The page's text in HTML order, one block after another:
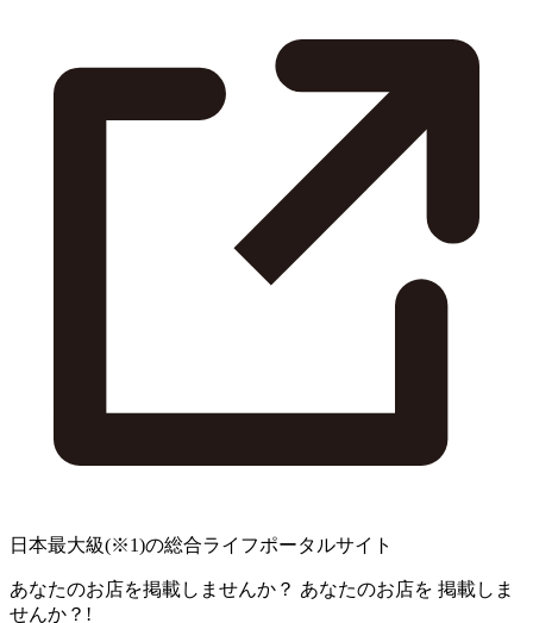
日本最大級(※1)の総合ライフポータルサイト
あなたのお店を掲載しませんか？ あなたのお店を 掲載しま
せんか？!